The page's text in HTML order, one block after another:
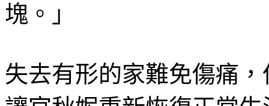
塊。」
失去有形的家難免傷痛